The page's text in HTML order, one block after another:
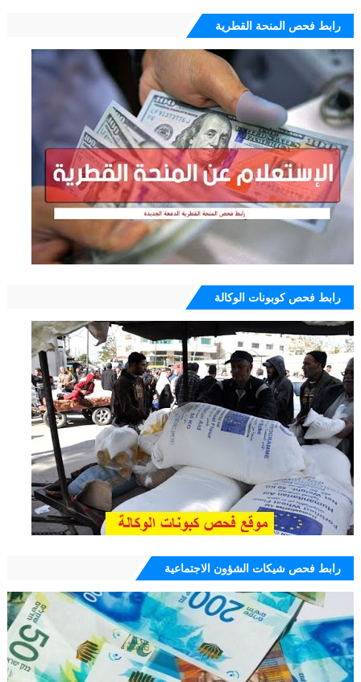
رابط فحص المنحة القطرية
رابط فحص كوبونات الوكالة
رابط فحص شيكات الشؤون الاجتماعية